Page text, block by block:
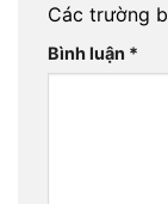
Các trường
Bình luận *